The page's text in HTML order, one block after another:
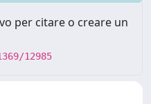
per citare o creare un
12985